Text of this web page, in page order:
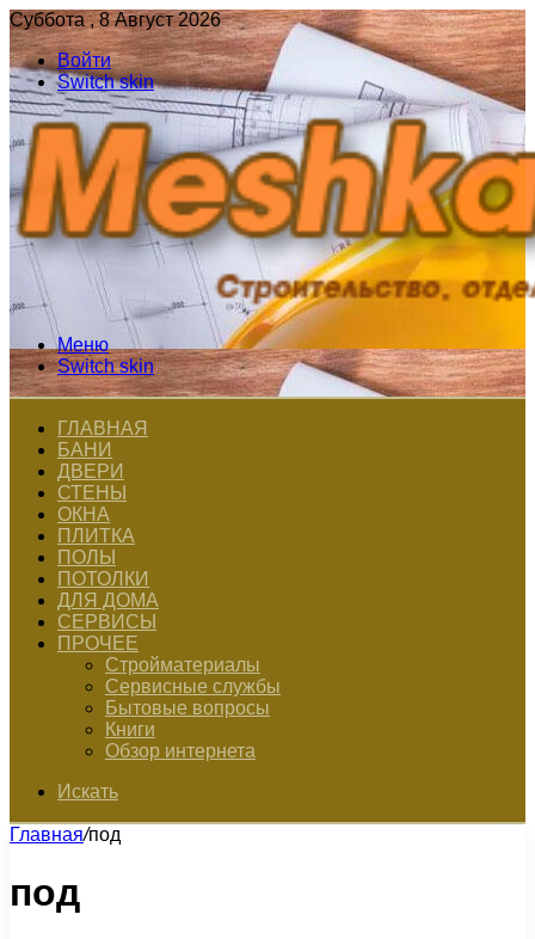
Суббота , 8 Август 2026
Войти
Switch skin
Меню
Switch skin
ГЛАВНАЯ
БАНИ
ДВЕРИ
СТЕНЫ
ОКНА
ПЛИТКА
ПОЛЫ
ПОТОЛКИ
ДЛЯ ДОМА
СЕРВИСЫ
ПРОЧЕЕ
Стройматериалы
Сервисные службы
Бытовые вопросы
Книги
Обзор интернета
Искать
Главная/под
под